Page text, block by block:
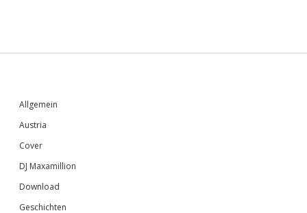
Sidebar
Allgemein
Austria
Cover
DJ Maxamillion
Download
Geschichten